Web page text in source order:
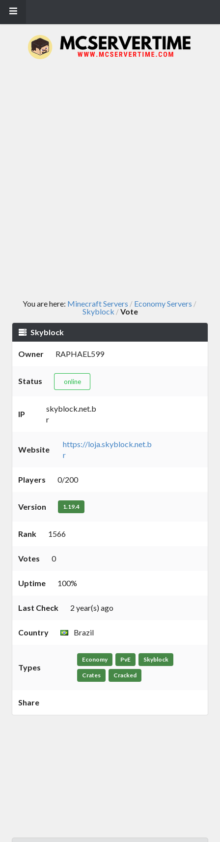
You are here: Minecraft Servers / Economy Servers /
Skyblock /Vote
Skyblock
Owner RAPHAEL599
Status online
IP
skyblock.net.b
r
Website
https://loja.skyblock.net.b
r
Players 0/200
Version 1.19.4
Rank 1566
Votes 0
Uptime 100%
Last Check 2 year(s) ago
Country Brazil
Types
Economy PvE Skyblock
Crates Cracked
Share